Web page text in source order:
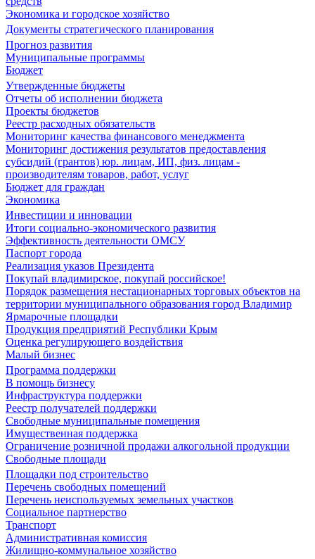
Экономика и городское хозяйство
Документы стратегического планирования
Прогноз развития
Муниципальные программы
Бюджет
Утвержденные бюджеты
Отчеты об исполнении бюджета
Проекты бюджетов
Реестр расходных обязательств
Мониторинг качества финансового менеджмента
Мониторинг достижения результатов предоставления
субсидий (грантов) юр. лицам, ИП, физ. лицам -
производителям товаров, работ, услуг
Бюджет для граждан
Экономика
Инвестиции и инновации
Итоги социально-экономического развития
Эффективность деятельности ОМСУ
Паспорт города
Реализация указов Президента
Покупай владимирское, покупай российское!
Порядок размещения нестационарных торговых объектов на
территории муниципального образования город Владимир
Ярмарочные площадки
Продукция предприятий Республики Крым
Оценка регулирующего воздействия
Малый бизнес
Программа поддержки
В помощь бизнесу
Инфраструктура поддержки
Реестр получателей поддержки
Свободные муниципальные помещения
Имущественная поддержка
Ограничение розничной продажи алкогольной продукции
Свободные площади
Площадки под строительство
Перечень свободных помещений
Перечень неиспользуемых земельных участков
Социальное партнерство
Транспорт
Административная комиссия
Жилищно-коммунальное хозяйство